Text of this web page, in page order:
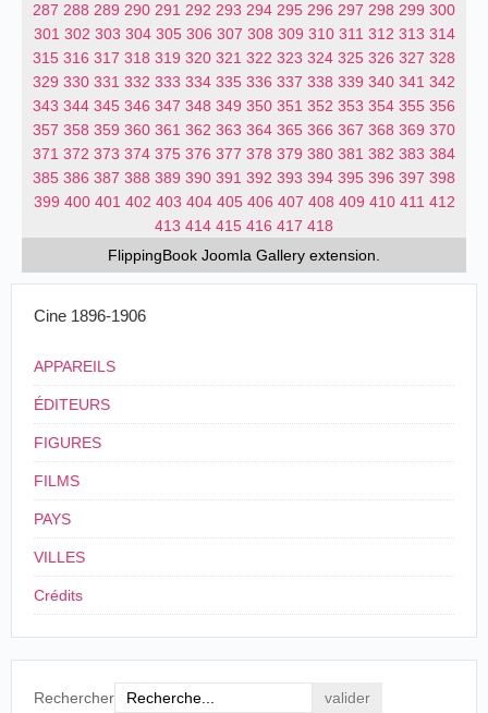
287 288 289 290 291 292 293 294 295 296 297 298 299 300
301 302 303 304 305 306 307 308 309 310 311 312 313 314
315 316 317 318 319 320 321 322 323 324 325 326 327 328
329 330 331 332 333 334 335 336 337 338 339 340 341 342
343 344 345 346 347 348 349 350 351 352 353 354 355 356
357 358 359 360 361 362 363 364 365 366 367 368 369 370
371 372 373 374 375 376 377 378 379 380 381 382 383 384
385 386 387 388 389 390 391 392 393 394 395 396 397 398
399 400 401 402 403 404 405 406 407 408 409 410 411 412
413 414 415 416 417 418
FlippingBook Joomla Gallery extension.
Cine 1896-1906
APPAREILS
ÉDITEURS
FIGURES
FILMS
PAYS
VILLES
Crédits
Rechercher